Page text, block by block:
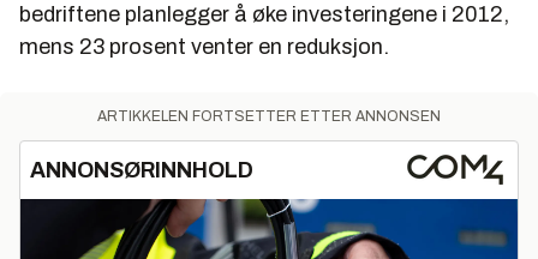
bedriftene planlegger å øke investeringene i 2012,
mens 23 prosent venter en reduksjon.
ARTIKKELEN FORTSETTER ETTER ANNONSEN
ANNONSØRINNHOLD